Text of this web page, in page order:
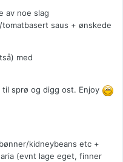
av noe slag
saus + ønskede
med
sprø og digg ost. Enjoy
kidneybeans etc +
(evnt lage eget, finner